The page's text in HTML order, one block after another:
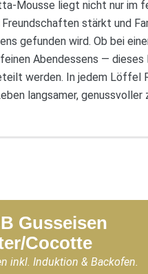
Mousse liegt nicht nur im
stärkt und
gefunden wird. Ob bei
Abendessens —
werden. In jedem
langsamer, genussvoller
Gusseisen
Cocotte
inkl. Induktion & Backofen.